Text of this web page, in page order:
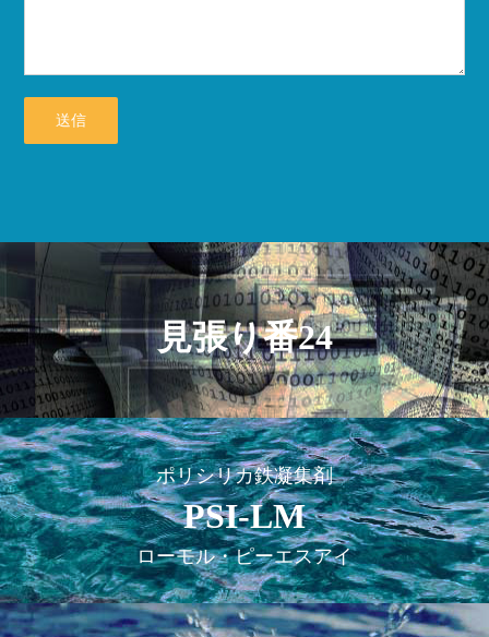
見張り番24
ポリシリカ鉄凝集剤
PSI-LM
ローモル・ピーエスアイ